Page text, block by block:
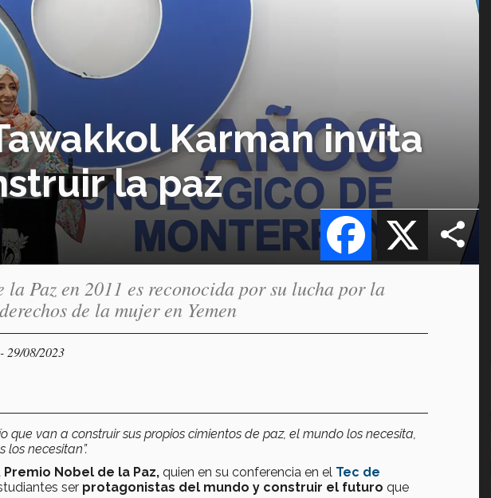
Karman invita
la paz
X
Facebook
Paz en 2011 es reconocida por su lucha por la
de la mujer en Yemen
- 29/08/2023
que van a construir sus propios cimientos de paz, el mundo los necesita,
los necesitan”.
Nobel de la Paz, quien en su conferencia en el Tec de
ser protagonistas del mundo y construir el futuro que